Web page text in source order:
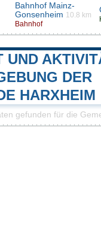
Bahnhof Mainz-
Gonsenheim 10.8 km
Bahnhof
UND
DER
HARXHEIM
gefunden für die